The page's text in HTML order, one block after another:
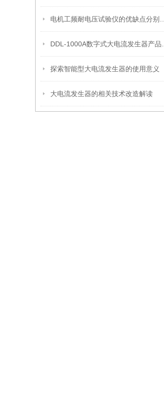
探索智能型大电流发生器的使用意义
大电流发生器的相关技术改造解读